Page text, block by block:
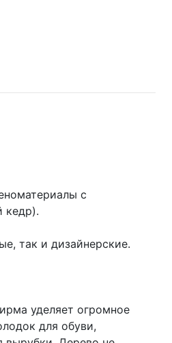
с
кедр).
так и дизайнерские.
уделяет огромное
для обуви,